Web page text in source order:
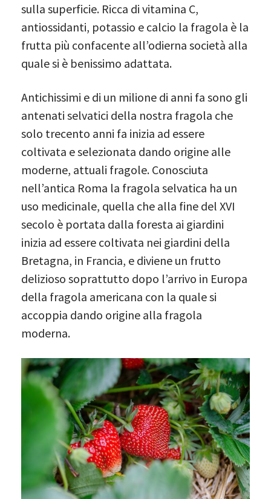
sulla superficie. Ricca di vitamina C,
antiossidanti, potassio e calcio la fragola è la
frutta più confacente all’odierna società alla
quale si è benissimo adattata.
Antichissimi e di un milione di anni fa sono gli
antenati selvatici della nostra fragola che
solo trecento anni fa inizia ad essere
coltivata e selezionata dando origine alle
moderne, attuali fragole. Conosciuta
nell’antica Roma la fragola selvatica ha un
uso medicinale, quella che alla fine del XVI
secolo è portata dalla foresta ai giardini
inizia ad essere coltivata nei giardini della
Bretagna, in Francia, e diviene un frutto
delizioso soprattutto dopo l’arrivo in Europa
della fragola americana con la quale si
accoppia dando origine alla fragola
moderna.